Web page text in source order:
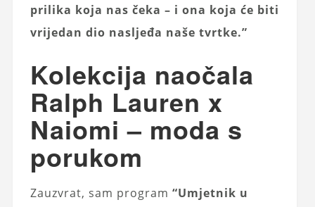
prilika koja nas čeka – i ona koja će biti
vrijedan dio nasljeđa naše tvrtke.”
Kolekcija naočala
Ralph Lauren x
Naiomi – moda s
porukom
Zauzvrat, sam program “Umjetnik u